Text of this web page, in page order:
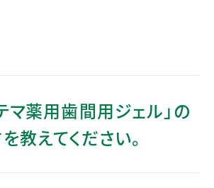
マ薬用歯間用ジェル」の
教えてください。